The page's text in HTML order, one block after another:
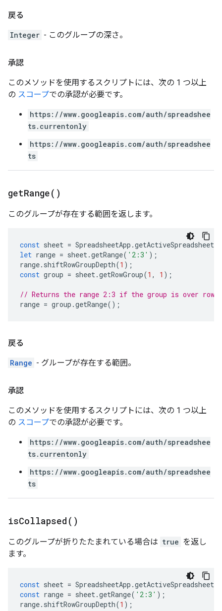
戻る
Integer - このグループの深さ。
承認
このメソッドを使用するスクリプトには、次の 1 つ以上
の スコープでの承認が必要です。
https://www.googleapis.com/auth/spreadshee
ts.currentonly
https://www.googleapis.com/auth/spreadshee
ts
getRange( )
このグループが存在する範囲を返します。
const sheet = SpreadsheetApp .getActiveSpreadsheet
let range = sheet.getRange( '2:3' );
range. shiftRowGroupDepth(1 );
const group = sheet.getRowGroup(1 , 1 );
// Returns the range 2:3 if the group is over rows
range = group .getRange();
戻る
Range - グループが存在する範囲。
承認
このメソッドを使用するスクリプトには、次の 1 つ以上
の スコープでの承認が必要です。
https://www.googleapis.com/auth/spreadshee
ts.currentonly
https://www.googleapis.com/auth/spreadshee
ts
isCollapsed( )
このグループが折りたたまれている場合は true を返し
ます。
const sheet = SpreadsheetApp .getActiveSpreadsheet
const range = sheet.getRange( '2:3' );
range. shiftRowGroupDepth(1 );